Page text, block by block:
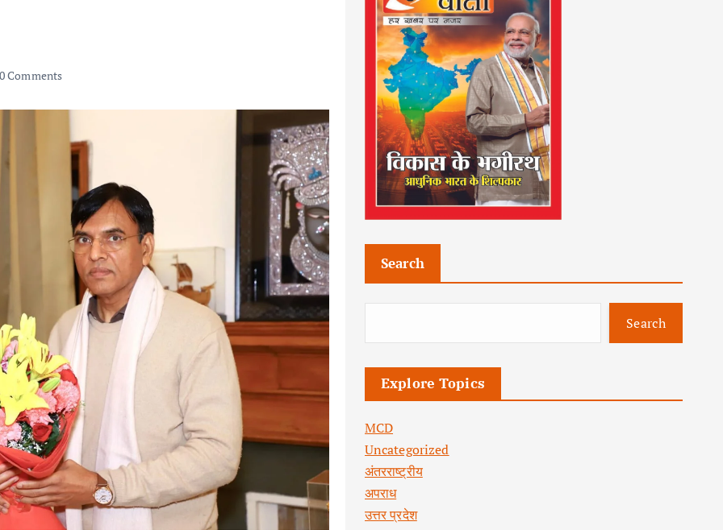
Comments
Search
Search
Explore Topics
MCD
Uncategorized
अंतरराष्ट्रीय
अपराध
उत्तर प्रदेश